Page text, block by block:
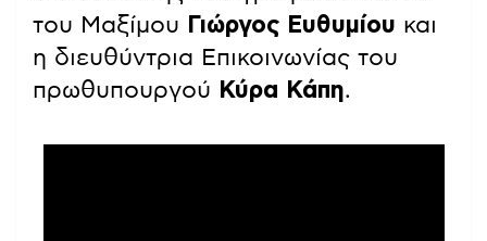
του Μαξίμου Γιώργος Ευθυμίου και
η διευθύντρια Επικοινωνίας του
πρωθυπουργού Κύρα Κάπη.